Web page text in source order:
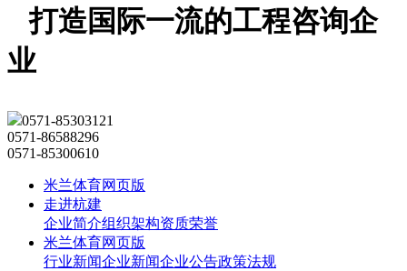
打造国际一流的工程咨询企
业
0571-85303121
0571-86588296
0571-85300610
米兰体育网页版
走进杭建
企业简介组织架构资质荣誉
米兰体育网页版
行业新闻企业新闻企业公告政策法规